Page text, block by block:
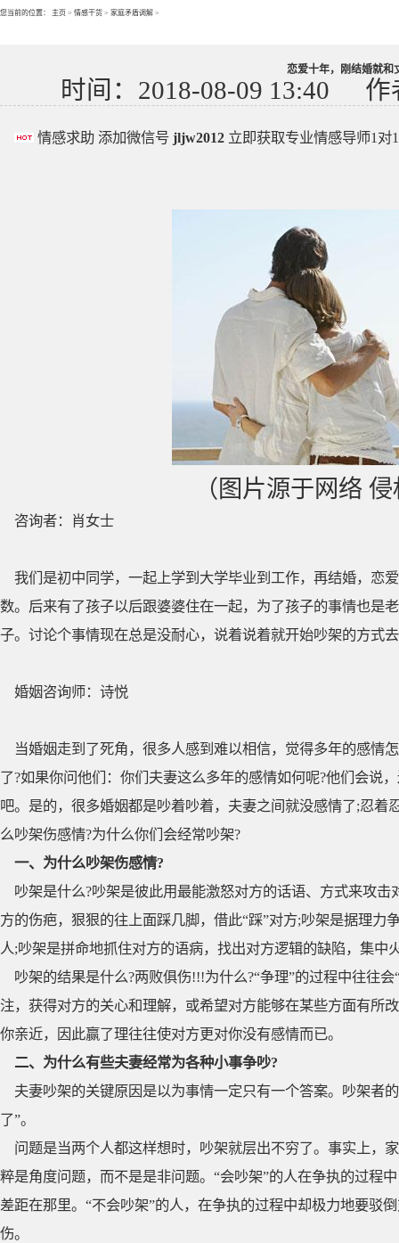
您当前的位置： 主页 > 情感干货 > 家庭矛盾调解 >
恋爱十年，刚结婚就和
时间：2018-08-09 13:40 作
情感求助 添加微信号 jljw2012 立即获取专业情感导师1对
（图片源于网络
咨询者：肖女士
我们是初中同学，一起上学到大学毕业到工作，再结婚，恋
数。后来有了孩子以后跟婆婆住在一起，为了孩子的事情也是
子。讨论个事情现在总是没耐心，说着说着就开始吵架的方式
婚姻咨询师：诗悦
当婚姻走到了死角，很多人感到难以相信，觉得多年的感情
了?如果你问他们：你们夫妻这么多年的感情如何呢?他们会说
吧。是的，很多婚姻都是吵着吵着，夫妻之间就没感情了;忍
么吵架伤感情?为什么你们会经常吵架?
一、为什么吵架伤感情?
吵架是什么?吵架是彼此用最能激怒对方的话语、方式来攻
方的伤疤，狠狠的往上面踩几脚，借此“踩”对方;吵架是据理
人;吵架是拼命地抓住对方的语病，找出对方逻辑的缺陷，集
吵架的结果是什么?两败俱伤!!!为什么?“争理”的过程中往往
注，获得对方的关心和理解，或希望对方能够在某些方面有
你亲近，因此赢了理往往使对方更对你没有感情而已。
二、为什么有些夫妻经常为各种小事争吵?
夫妻吵架的关键原因是以为事情一定只有一个答案。吵架者
了”。
问题是当两个人都这样想时，吵架就层出不穷了。事实上，
粹是角度问题，而不是是非问题。“会吵架”的人在争执的过程
差距在那里。“不会吵架”的人，在争执的过程中却极力地要驳
伤。